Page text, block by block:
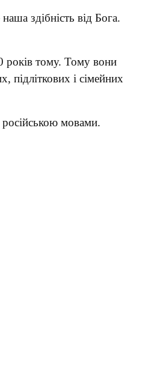
здібність від Бога.
років тому. Тому вони
підліткових і сімейних
російською мовами.